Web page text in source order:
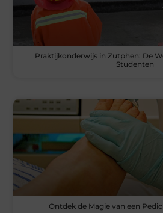
Praktijkonderwijs in Zutphen: De
Studenten
Ontdek de Magie van een